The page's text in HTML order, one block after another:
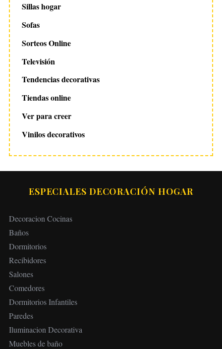
Sillas hogar
Sofas
Sorteos Online
Televisión
Tendencias decorativas
Tiendas online
Ver para creer
Vinilos decorativos
ESPECIALES DECORACIÓN HOGAR
Decoracion Cocinas
Baños
Dormitorios
Recibidores
Salones
Comedores
Dormitorios Infantiles
Paredes
Iluminacion Decorativa
Muebles de baño